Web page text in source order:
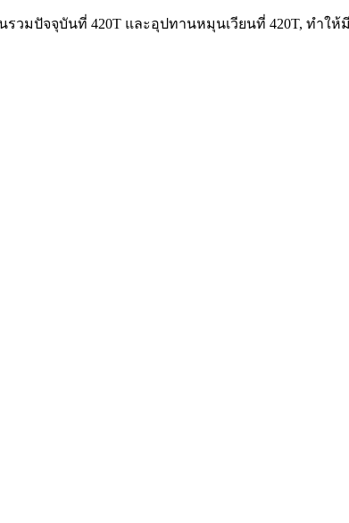
วมปัจจุบันที่ 420T และอุปทานหมุนเวียนที่ 420T, ทำใ